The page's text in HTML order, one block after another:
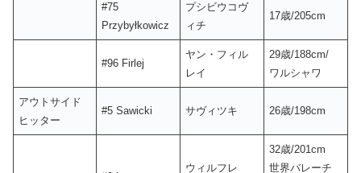
#75
Przybyłkowicz
プシビウコヴ
ィチ
17歳/205cm
#96 Firlej
ヤン・フィル
レイ
29歳/188cm/
ワルシャワ
アウトサイド
ヒッター
#5 Sawicki サヴィツキ 26歳/198cm
ウィルフレ
32歳/201cm
世界バレーチ